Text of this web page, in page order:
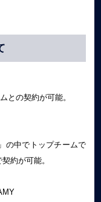
との契約が可能。
の中でトップチームで
約が可能。